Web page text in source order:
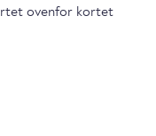
ovenfor kortet